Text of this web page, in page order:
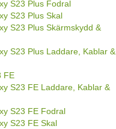
S23 Plus Fodral
S23 Plus Skal
S23 Plus Skärmskydd &
S23 Plus Laddare, Kablar &
FE
S23 FE Laddare, Kablar &
S23 FE Fodral
S23 FE Skal